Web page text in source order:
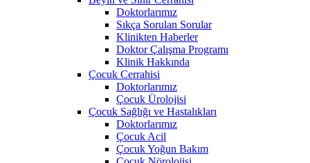
Doktorlarımız
Sıkça Sorulan Sorular
Klinikten Haberler
Doktor Çalışma Programı
Klinik Hakkında
Çocuk Cerrahisi
Doktorlarımız
Çocuk Ürolojisi
Çocuk Sağlığı ve Hastalıkları
Doktorlarımız
Çocuk Acil
Çocuk Yoğun Bakım